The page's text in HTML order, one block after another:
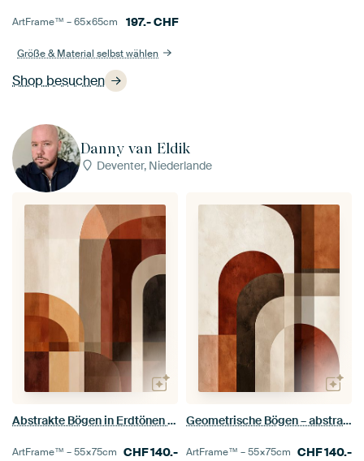
Shop besuchen
ArtFrame™ –65×65cm 197.-CHF
Größe & Material selbst wählen
Danny van Eldik
Deventer, Niederlande
Abstrakte Bögen in Erdtönen – geometrische Wanddekoration
ArtFrame™ –55×75cm CHF140.-
Geometrische Bögen – abstrakte Wandkunst aus Terrakotta
ArtFrame™ –55×75cm CHF140.-